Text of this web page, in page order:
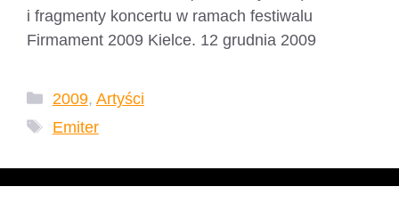
i fragmenty koncertu w ramach festiwalu
Firmament 2009 Kielce. 12 grudnia 2009
Kategorie
2009, Artyści
Tagi
Emiter